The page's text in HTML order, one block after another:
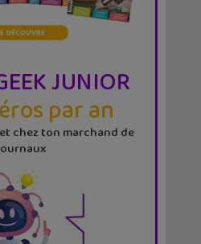
JUNIOR
par an
chez ton marchand de